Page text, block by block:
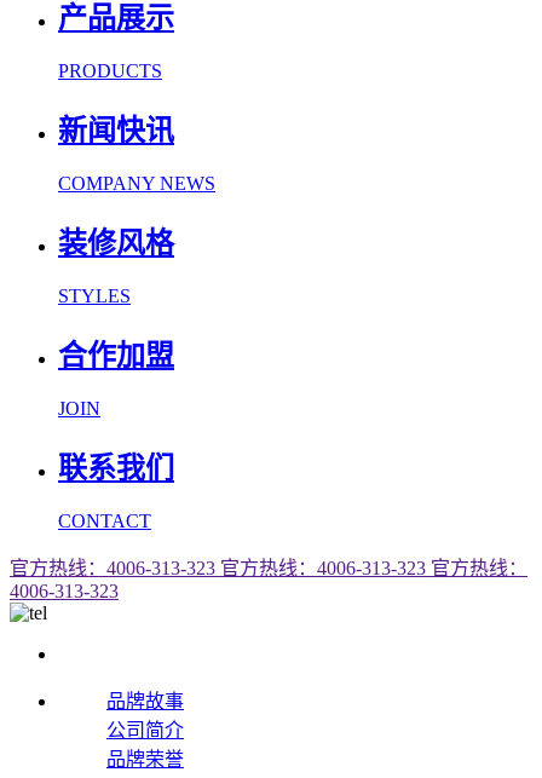
产品展示
PRODUCTS
新闻快讯
COMPANY NEWS
装修风格
STYLES
合作加盟
JOIN
联系我们
CONTACT
官方热线：4006-313-323 官方热线：4006-313-323 官方热线：
4006-313-323
品牌故事
公司简介
品牌荣誉